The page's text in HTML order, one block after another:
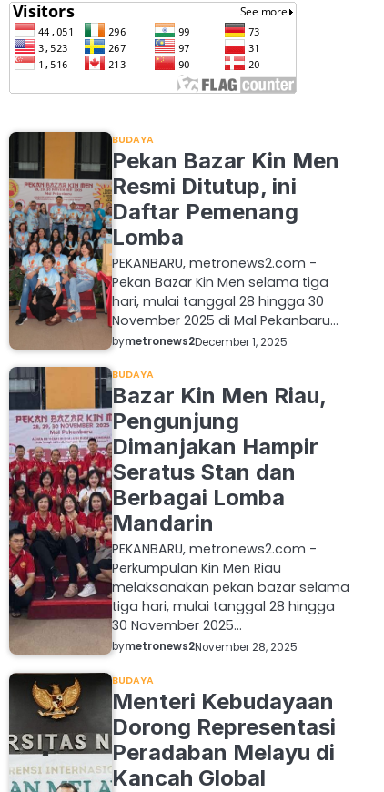
BUDAYA
Pekan Bazar Kin Men
Resmi Ditutup, ini
Daftar Pemenang
Lomba
PEKANBARU, metronews2.com -
Pekan Bazar Kin Men selama tiga
hari, mulai tanggal 28 hingga 30
November 2025 di Mal Pekanbaru…
bymetronews2December 1, 2025
BUDAYA
Bazar Kin Men Riau,
Pengunjung
Dimanjakan Hampir
Seratus Stan dan
Berbagai Lomba
Mandarin
PEKANBARU, metronews2.com -
Perkumpulan Kin Men Riau
melaksanakan pekan bazar selama
tiga hari, mulai tanggal 28 hingga
30 November 2025…
bymetronews2November 28, 2025
BUDAYA
Menteri Kebudayaan
Dorong Representasi
Peradaban Melayu di
Kancah Global